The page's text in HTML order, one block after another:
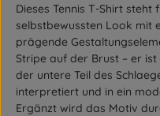
Dieses Tennis T-Shirt steht
selbstbewussten Look mit
prägende
Stripe auf der Brust – er
der untere Teil des
interpretiert und in ein
Ergänzt wird das Motiv